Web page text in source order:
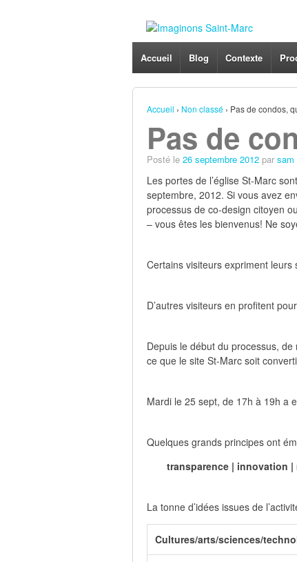
Accueil Blog Contexte
Accueil › Non classé › Pas de condos,
Pas de
Posté le 26 septembre 2012 par sam
Les portes de l’église St-Marc
septembre, 2012. Si vous avez
processus de co-design citoyen
– vous êtes les bienvenus! Ne
Certains visiteurs expriment
D’autres visiteurs en profitent
Depuis le début du processus,
ce que le site St-Marc soit
Mardi le 25 sept, de 17h à 19h a
Quelques grands principes ont
transparence | innovation
La tonne d’idées issues de
Cultures/arts/sciences/